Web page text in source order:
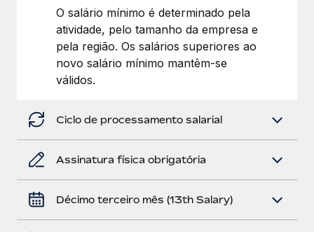
O salário mínimo é determinado pela
atividade, pelo tamanho da empresa e
pela região. Os salários superiores ao
novo salário mínimo mantêm-se
válidos.
Ciclo de processamento salarial
Assinatura física obrigatória
Décimo terceiro mês (13th Salary)